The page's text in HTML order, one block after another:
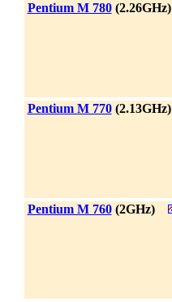
Pentium M 780(2.26GHz)
Pentium M 770(2.13GHz)
Pentium M 760(2GHz)